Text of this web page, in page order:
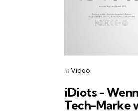
Posted
inVideo
iDiots -
Tech-Marke